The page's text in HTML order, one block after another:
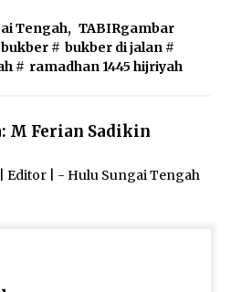
Kaji Tiru di DIY, Bupati Barito Utara
ke Pemkab Gunung Kidul
2026
2026
Tengah, TABIRgambar
bukber# bukber di jalan #
# ramadhan 1445 hijriyah
M Ferian Sadikin
Editor | - Hulu Sungai Tengah